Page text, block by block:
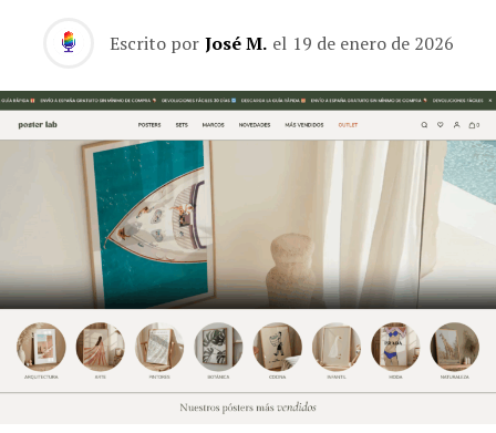
Escrito por José M. el 19 de enero de 2026